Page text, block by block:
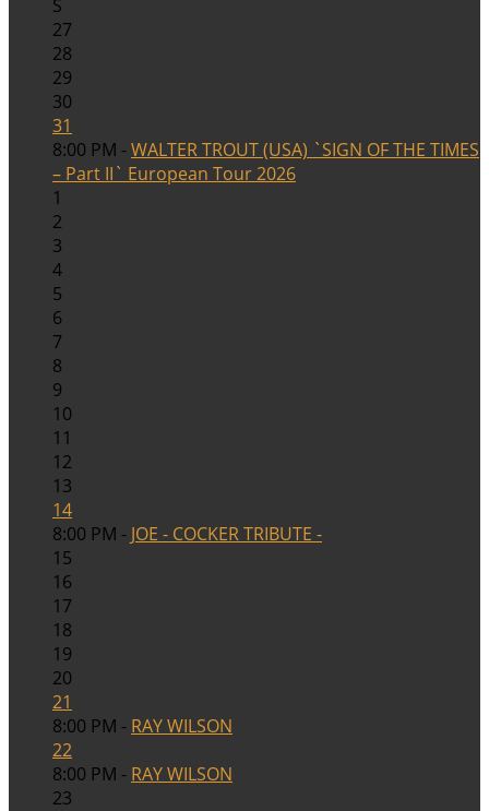
S
27
28
29
30
31
8:00 PM -WALTER TROUT (USA) `SIGN OF THE TIMES
– Part II` European Tour 2026
1
2
3
4
5
6
7
8
9
10
11
12
13
14
8:00 PM - JOE - COCKER TRIBUTE -
15
16
17
18
19
20
21
8:00 PM - RAY WILSON
22
8:00 PM - RAY WILSON
23